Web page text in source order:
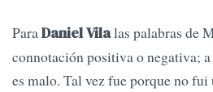
ParaDaniel Vilalas palabras de
connotación positiva o negativa;
es malo. Tal vez fue porque no fui